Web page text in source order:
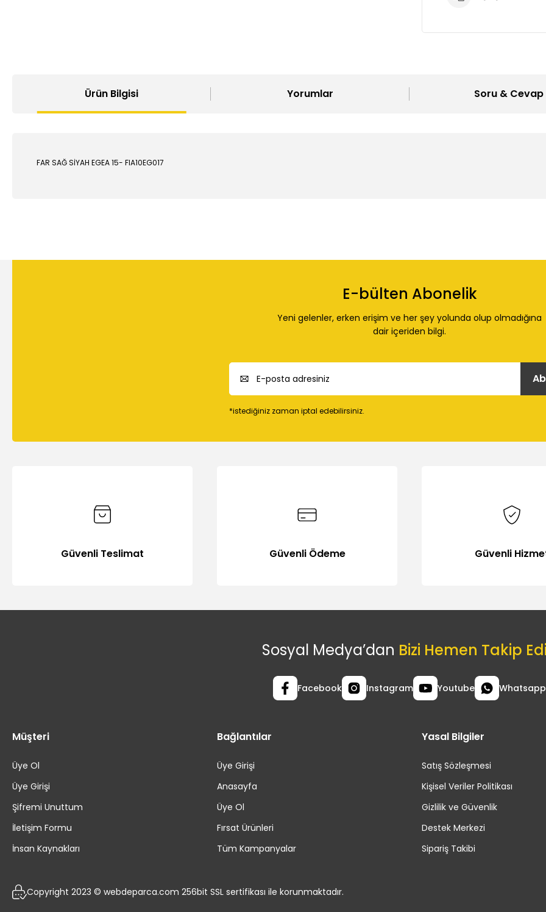
Ürün Bilgisi Yorumlar Soru & Cevap
FAR SAĞ SİYAH EGEA 15- FIA10EG017
Görüş ve önerileriniz için teşekkür ederiz.
Gönder
E-bülten Abonelik
Yeni gelenler, erken erişim ve her şey yolunda olup olmadığına
dair içeriden bilgi.
*istediğiniz zaman iptal edebilirsiniz.
Güvenli Teslimat Güvenli Ödeme Güvenli
Sosyal Medya’dan Bizi Hemen Takip
Facebook Instagram Youtube Whatsapp
Müşteri
Üye Ol
Üye Girişi
Şifremi Unuttum
İletişim Formu
İnsan Kaynakları
Bağlantılar
Üye Girişi
Anasayfa
Üye Ol
Fırsat Ürünleri
Tüm Kampanyalar
Yasal Bilgiler
Satış Sözleşmesi
Kişisel Veriler Politikası
Gizlilik ve Güvenlik
Destek Merkezi
Sipariş Takibi
Copyright 2023 © webdeparca.com 256bit SSL sertifikası ile korunmaktadır.